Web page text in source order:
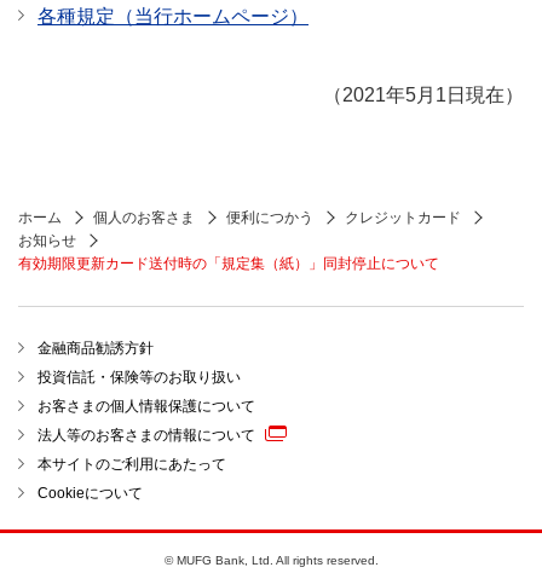
各種規定（当行ホームページ）
（2021年5月1日現在）
ホーム 個人のお客さま 便利につかう
クレジットカード
お知らせ
有効期限更新カード送付時の「規定集（紙）」同封停止について
金融商品勧誘方針
投資信託・保険等のお取り扱い
お客さまの個人情報保護について
法人等のお客さまの情報について
本サイトのご利用にあたって
Cookieについて
© MUFG Bank, Ltd. All rights reserved.